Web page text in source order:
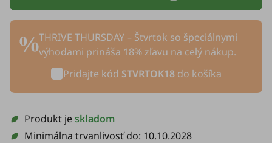
THRIVE THURSDAY – Štvrtok so špeciálnymi
výhodami prináša 18% zľavu na celý nákup.
Pridajte kód STVRTOK18do košíka
Produkt jeskladom
Minimálna trvanlivosť do: 10.10.2028